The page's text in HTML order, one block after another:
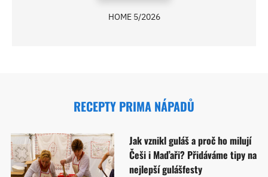
HOME 5/2026
RECEPTY PRIMA NÁPADŮ
Jak vznikl guláš a proč ho milují
Češi i Maďaři? Přidáváme tipy na
nejlepší gulášfesty